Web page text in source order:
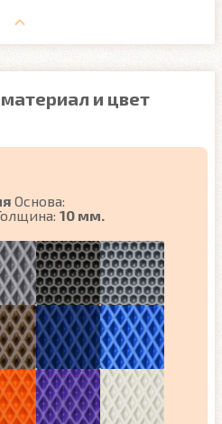
и цвет
Основа:
10 мм.